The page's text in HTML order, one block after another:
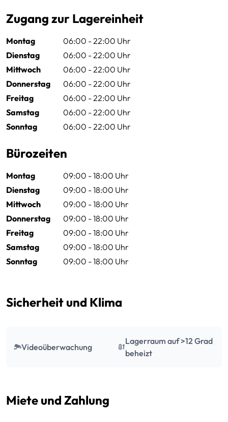
Zugang zur Lagereinheit
Montag
06:00 - 22:00 Uhr
Dienstag
06:00 - 22:00 Uhr
Mittwoch
06:00 - 22:00 Uhr
Donnerstag
06:00 - 22:00 Uhr
Freitag
06:00 - 22:00 Uhr
Samstag
06:00 - 22:00 Uhr
Sonntag
06:00 - 22:00 Uhr
Bürozeiten
Montag
09:00 - 18:00 Uhr
Dienstag
09:00 - 18:00 Uhr
Mittwoch
09:00 - 18:00 Uhr
Donnerstag
09:00 - 18:00 Uhr
Freitag
09:00 - 18:00 Uhr
Samstag
09:00 - 18:00 Uhr
Sonntag
09:00 - 18:00 Uhr
Sicherheit und Klima
Videoüberwachung
Lagerraum auf >12 Grad
beheizt
Miete und Zahlung